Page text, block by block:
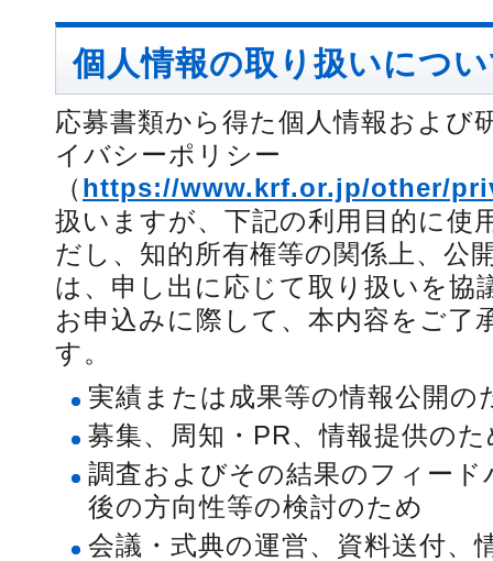
個人情報の取り扱いにつ
応募書類から得た個人情報および
イバシーポリシー
（https://www.krf.or.jp/other/
扱いますが、下記の利用目的に使
だし、知的所有権等の関係上、公
は、申し出に応じて取り扱いを協
お申込みに際して、本内容をご了
す。
実績または成果等の情報公開の
募集、周知・PR、情報提供のた
調査およびその結果のフィー
後の方向性等の検討のため
会議・式典の運営、資料送付、